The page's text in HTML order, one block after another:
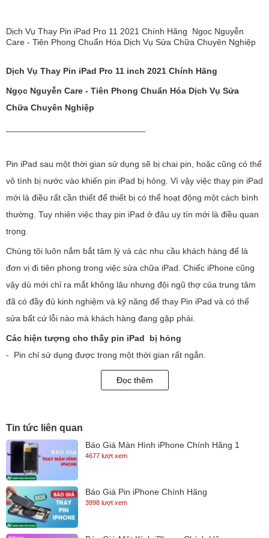
Dịch Vụ Thay Pin iPad Pro 11 2021 Chính Hãng Ngọc Nguyễn
Care - Tiên Phong Chuẩn Hóa Dịch Vụ Sửa Chữa Chuyên Nghiệp
Dịch Vụ Thay Pin iPad Pro 11 inch 2021 Chính Hãng
Ngọc Nguyễn Care - Tiên Phong Chuẩn Hóa Dịch Vụ Sửa
Chữa Chuyên Nghiệp
Pin iPad sau một thời gian sử dụng sẽ bị chai pin, hoặc cũng có thể
vô tình bị nước vào khiến pin iPad bị hỏng. Vì vậy việc thay pin iPad
mới là điều rất cần thiết để thiết bị có thể hoạt động một cách bình
thường. Tuy nhiên việc thay pin iPad ở đâu uy tín mới là điều quan
trọng.
Chúng tôi luôn nắm bắt tâm lý và các nhu cầu khách hàng để là
đơn vị đi tiên phong trong việc sửa chữa iPad. Chiếc iPhone cũng
vậy dù mới chỉ ra mắt không lâu nhưng đội ngũ thợ của trung tâm
đã có đầy đủ kinh nghiệm và kỹ năng để thay Pin iPad và có thể
sửa bất cứ lỗi nào mà khách hàng đang gặp phải.
Các hiện tượng cho thấy pin iPad bị hỏng
- Pin chỉ sử dụng được trong một thời gian rất ngắn.
- Pin cắm sạc vào không nhận nguồn điện.
- Do sử dụng thiết bị đã lâu.
- Sử dụng iPad vừa dùng vừa sạc.
- Sử dụng pin kém chất lượng , không phải pin chính hãng.
- Sử dụng củ sạc hàng lô.
- Do rơi rớt hoặc bị dính nước vào làm hỏng pin.
Quy trình thay pin iPad tại Ngọc Nguyễn Care
Bước 1 : Hệ thống Ngọc Nguyễn Store sẽ nhận máy trực tiếp và
Đọc thêm
Tin tức liên quan
Báo Giá Màn Hình iPhone Chính Hãng 1
4677 lượt xem
Báo Giá Pin iPhone Chính Hãng
3998 lượt xem